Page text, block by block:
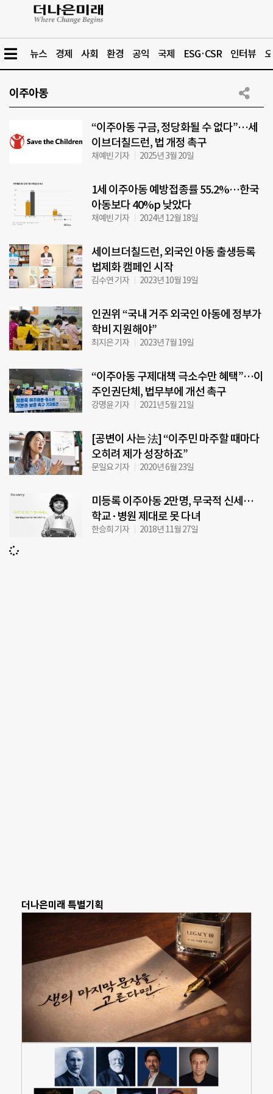
뉴스 경제 사회 환경 공익 국제 ESG·CSR 인터뷰
이주아동
“이주아동 구금, 정당화될 수 없다”…세
이브더칠드런, 법 개정 촉구
채예빈 기자 2025년 3월 20일
1세 이주아동 예방접종률 55.2%…한국
아동보다 40%p 낮았다
채예빈 기자 2024년 12월 18일
세이브더칠드런, 외국인 아동 출생등록
법제화 캠페인 시작
김수연 기자 2023년 10월 19일
인권위 “국내 거주 외국인 아동에 정부가
학비 지원해야”
최지은 기자 2023년 7월 19일
“이주아동 구제대책 극소수만 혜택”…이
주인권단체, 법무부에 개선 촉구
강명윤 기자 2021년 5월 21일
[공변이 사는 法] “이주민 마주할 때마다
오히려 제가 성장하죠”
문일요 기자 2020년 6월 23일
미등록 이주아동 2만명, 무국적 신세…
학교·병원 제대로 못 다녀
한승희 기자 2018년 11월 27일
더나은미래 특별기획